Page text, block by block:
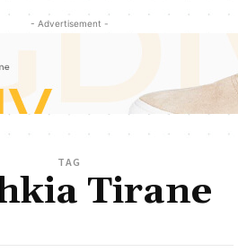
- Advertisement -
TAG
Tirane